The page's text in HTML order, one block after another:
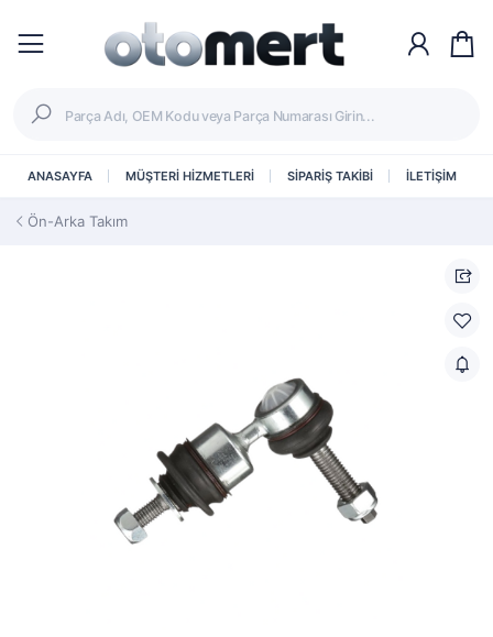
ANASAYFA MÜŞTERİ HİZMETLERİ SİPARİŞ TAKİBİ İLETİŞİM
Ön-Arka Takım